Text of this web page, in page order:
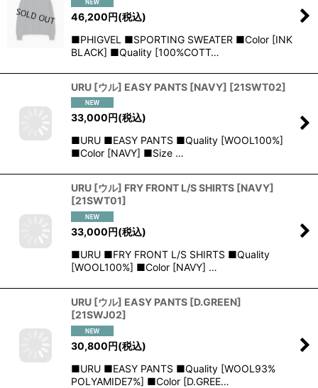
46,200円(税込)
■PHIGVEL ■SPORTING SWEATER ■Color [INK
BLACK] ■Quality [100%COTT…
URU [ウル] EASY PANTS [NAVY] [21SWT02]
33,000円(税込)
■URU ■EASY PANTS ■Quality [WOOL100%]
■Color [NAVY] ■Size …
URU [ウル] FRY FRONT L/S SHIRTS [NAVY]
[21SWT01]
33,000円(税込)
■URU ■FRY FRONT L/S SHIRTS ■Quality
[WOOL100%] ■Color [NAVY] …
URU [ウル] EASY PANTS [D.GREEN]
[21SWJ02]
30,800円(税込)
■URU ■EASY PANTS ■Quality [WOOL93%
POLYAMIDE7%] ■Color [D.GREE…